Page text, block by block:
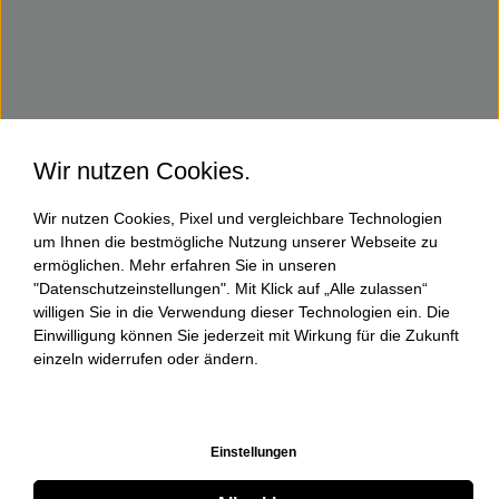
Wir nutzen Cookies.
Wir nutzen Cookies, Pixel und vergleichbare Technologien
um Ihnen die bestmögliche Nutzung unserer Webseite zu
ermöglichen. Mehr erfahren Sie in unseren
"Datenschutzeinstellungen". Mit Klick auf „Alle zulassen“
willigen Sie in die Verwendung dieser Technologien ein. Die
Einwilligung können Sie jederzeit mit Wirkung für die Zukunft
einzeln widerrufen oder ändern.
Einstellungen